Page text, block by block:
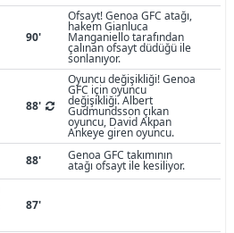
90'
Ofsayt! Genoa GFC atağı,
hakem Gianluca
Manganiello tarafından
çalınan ofsayt düdüğü ile
sonlanıyor.
88'
Oyuncu değişikliği! Genoa
GFC için oyuncu
değişikliği. Albert
Gudmundsson çıkan
oyuncu, David Akpan
Ankeye giren oyuncu.
88'
Genoa GFC takımının
atağı ofsayt ile kesiliyor.
87'